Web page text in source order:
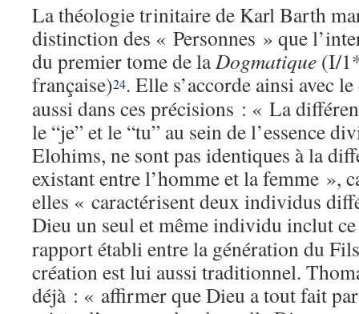
La théologie trinitaire de Karl Barth
distinction des « Personnes » que
du premier tome de laDogmatique (I/
française)24. Elle s’accorde ainsi avec
aussi dans ces précisions : « La
le “je” et le “tu” au sein de l’essence
Elohims, ne sont pas identiques à la
existant entre l’homme et la femme »,
elles « caractérisent deux individus
Dieu un seul et même individu inclut
rapport établi entre la génération du
création est lui aussi traditionnel.
déjà : « affirmer que Dieu a tout fait par